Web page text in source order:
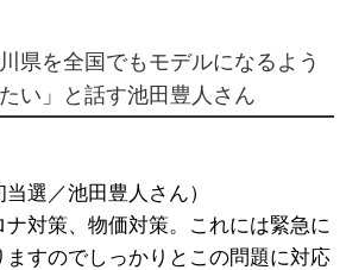
県を全国でもモデルになるよう
い」と話す池田豊人さん
当選／池田豊人さん）
ナ対策、物価対策。これには緊急に
すのでしっかりとこの問題に対応